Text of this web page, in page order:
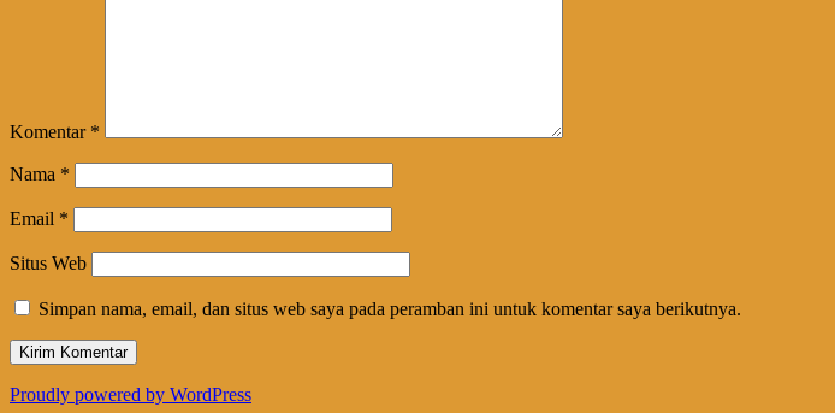
Komentar *
Nama *
Email *
Situs Web
Simpan nama, email, dan situs web saya pada peramban ini untuk komentar saya berikutnya.
Proudly powered by WordPress